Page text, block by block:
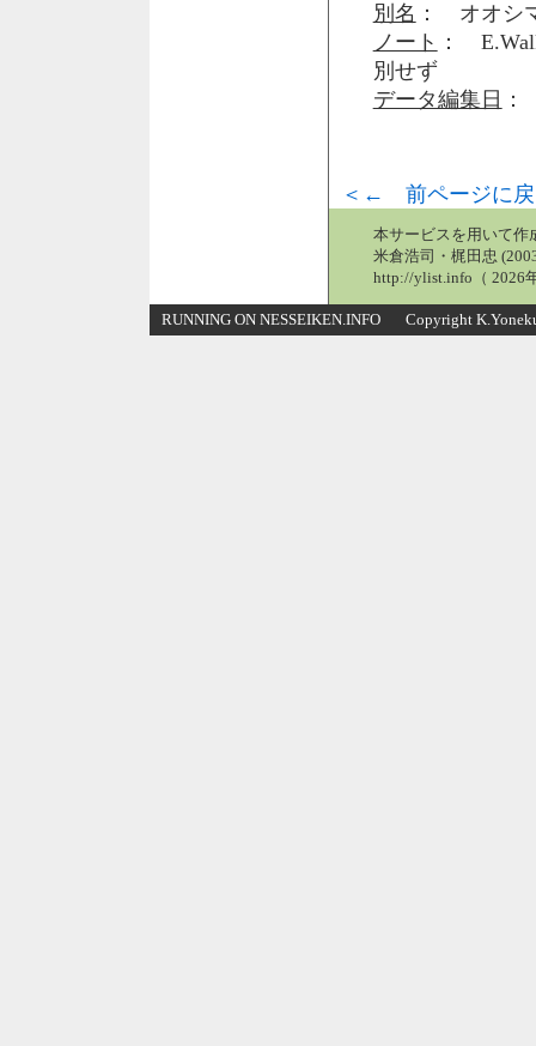
別名 ： オオシ
ノート ：
別せず
データ編集日
＜← 前ページに戻
本サービスを用いて作
米倉浩司・梶田忠
http://ylist.info（ 2026
RUNNING ON NESSEIKEN.INFO Copyright